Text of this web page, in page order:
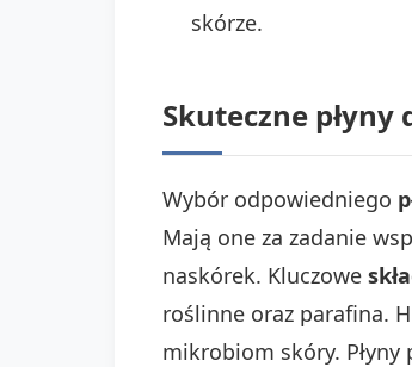
skórze.
Skuteczne
Wybór odpowiedniego
Mają one za zadanie
naskórek. Kluczowe
roślinne oraz parafina.
mikrobiom skóry.